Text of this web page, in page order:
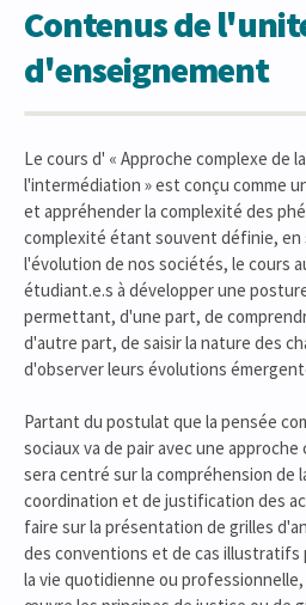
Contenus de
d'enseignement
Le cours d' « Approche complexe de
l'intermédiation » est conçu comme
et appréhender la complexité des
complexité étant souvent définie, en
l'évolution de nos sociétés, le cours
étudiant.e.s à développer une
permettant, d'une part, de
d'autre part, de saisir la nature des
d'observer leurs évolutions
Partant du postulat que la pensée
sociaux va de pair avec une
sera centré sur la compréhension de
coordination et de justification des
faire sur la présentation de grilles
des conventions et de cas
la vie quotidienne ou